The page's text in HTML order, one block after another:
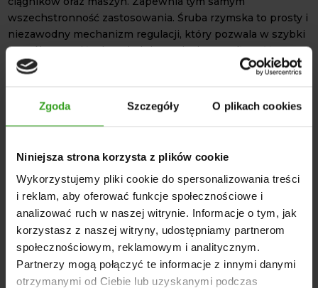
Zgoda Szczegóły O plikach cookies
Niniejsza strona korzysta z plików cookie
Wykorzystujemy pliki cookie do spersonalizowania treści
i reklam, aby oferować funkcje społecznościowe i
analizować ruch w naszej witrynie. Informacje o tym, jak
korzystasz z naszej witryny, udostępniamy partnerom
społecznościowym, reklamowym i analitycznym.
Partnerzy mogą połączyć te informacje z innymi danymi
otrzymanymi od Ciebie lub uzyskanymi podczas
wszechstronność zastosowania. Śruba rzymska to prosty i
niezawodny mechanizm regulacji, który pozwala w szybki
sposób ustawić odpowiednie napięcie oraz długość.
Wszystkie elementy oferowanego
łącznika centralnego
uszkodzenia, a także korozję materiałów, dzięki czemu jest
to produkt cechujący się długą żywotnością.
standardowych sworzni kategorii 2, co zapewnia
kompatybilność z szeroką gamą ciągników oraz osprzętu.
Łącznik centralny sprawdza się wszędzie tam, gdzie
wykorzystywane są różnorodne narzędzia i maszyny
rolnicze. Dzięki niemu możliwe jest sprawne oraz
bezproblemowe podłączenie, a następnie użytkowanie
osprzętu.
DANE TECHNICZNE